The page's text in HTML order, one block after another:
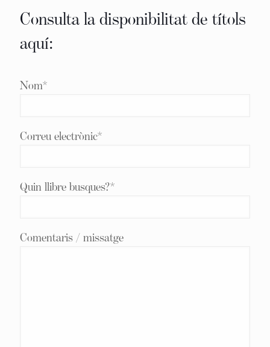
Consulta la disponibilitat de títols
aquí:
Nom*
Correu electrònic*
Quin llibre busques?*
Comentaris / missatge